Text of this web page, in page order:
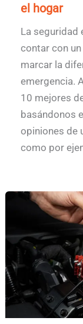
el hogar
La seguridad
contar con
marcar la
emergencia.
10 mejores
basándonos
opiniones de
como por